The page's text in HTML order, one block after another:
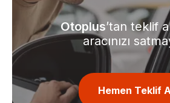
Otoplus’tan teklif
aracınızı
Hemen Teklif